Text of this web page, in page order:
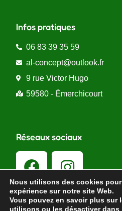
Infos pratiques
06 83 39 35 59
al-concept@outlook.fr
9 rue Victor Hugo
59580 - Émerchicourt
Réseaux sociaux
Nous utilisons des cookies
expérience sur notre site Web.
Vous pouvez en savoir plus sur
utilisons ou les désactiver dans